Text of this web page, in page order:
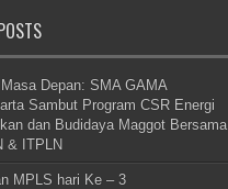
Depan: SMA GAMA
Sambut Program CSR Energi
dan Budidaya Maggot Bersama
& ITPLN
MPLS hari Ke – 3